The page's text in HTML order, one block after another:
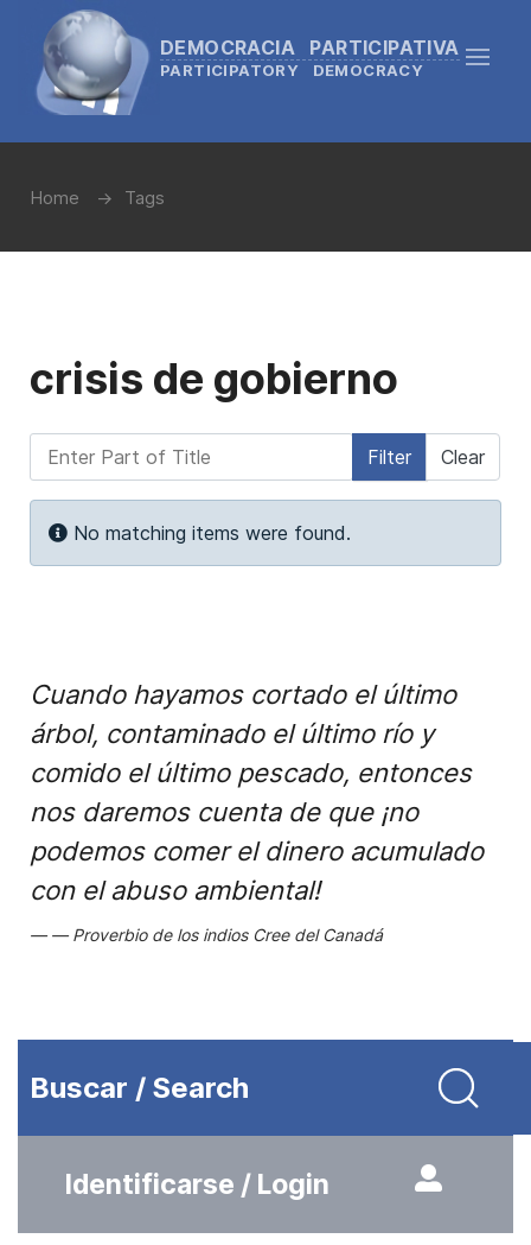
DEMOCRACIA PARTICIPATIVA
PARTICIPATORY DEMOCRACY
Home Tags
crisis de gobierno
Enter Part of Title Filter Clear
Info
No matching items were found.
Cuando hayamos cortado el último
árbol, contaminado el último río y
comido el último pescado, entonces
nos daremos cuenta de que ¡no
podemos comer el dinero acumulado
con el abuso ambiental!
Proverbio de los indios Cree del Canadá
Buscar / Search
Identificarse / Login